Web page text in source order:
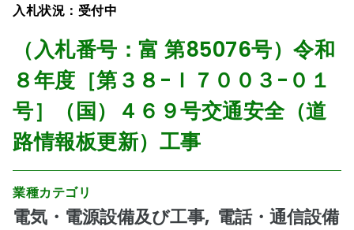
入札状況：受付中
（入札番号：富 第85076号）令和
８年度［第３８-Ｉ７００３-０１
号］（国）４６９号交通安全（道
路情報板更新）工事
業種カテゴリ
電気・電源設備及び工事 電話・通信設備